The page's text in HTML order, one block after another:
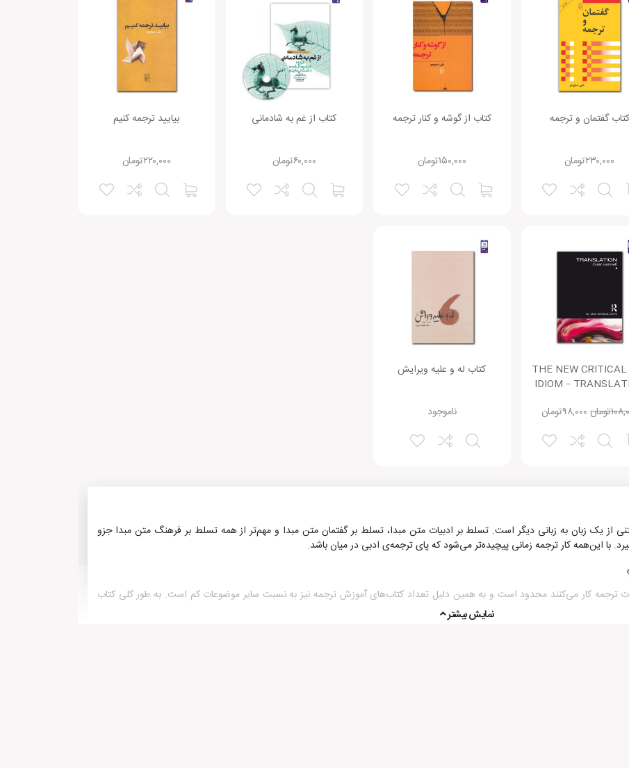
کتاب گفتمان و ترجمه
تومان۲۳۰,۰۰۰
کتاب از گوشه و کنار ترجمه
تومان۱۵۰,۰۰۰
کتاب از غم به شادمانی
تومان۶۰,۰۰۰
بیایید ترجمه کنیم
تومان۲۲۰,۰۰۰
کتاب THE NEW CRITICAL
IDIOM –
تومان
تومان۹۸,۰۰۰
کتاب له و علیه ویرایش
ناموجود
از یک زبان به زبانی دیگر است. تسلط بر ادبیات متن مبدا، تسلط بر گفتمان متن مبدا و مهم‌تر از همه تسلط بر فرهنگ متن مبدا جزو
با این‌همه کار ترجمه زمانی پیچیده‌تر می‌شود که پای ترجمه‌ی ادبی در میان باشد.
ترجمه کار می‌کنند محدود است و به همین دلیل تعداد کتاب‌های آموزش ترجمه نیز به نسبت سایر موضوعات کم است. به طور کلی کتاب
نمایش بیشتر